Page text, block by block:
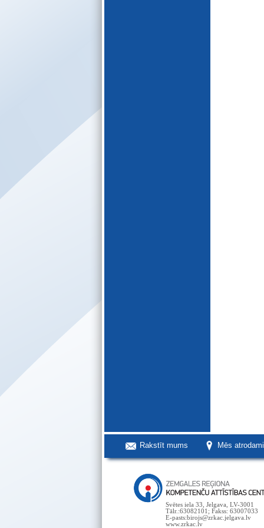
Rakstīt mums Mēs
Svētes iela 33, Jelgava, LV-3001
Tālr.:63082101; Fakss: 63007033
E-pasts:birojs@zrkac.jelgava.lv
www.zrkac.lv